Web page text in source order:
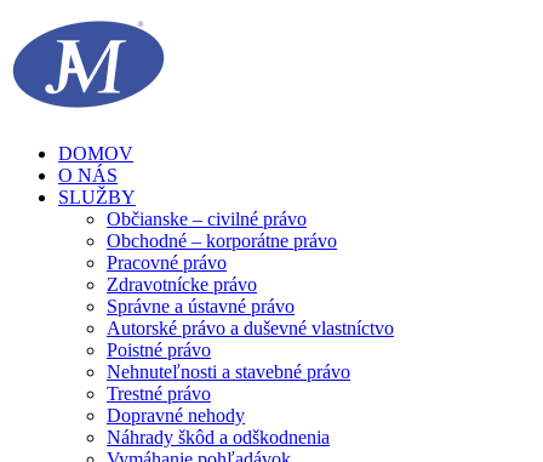
DOMOV
O NÁS
SLUŽBY
Občianske – civilné právo
Obchodné – korporátne právo
Pracovné právo
Zdravotnícke právo
Správne a ústavné právo
Autorské právo a duševné vlastníctvo
Poistné právo
Nehnuteľnosti a stavebné právo
Trestné právo
Dopravné nehody
Náhrady škôd a odškodnenia